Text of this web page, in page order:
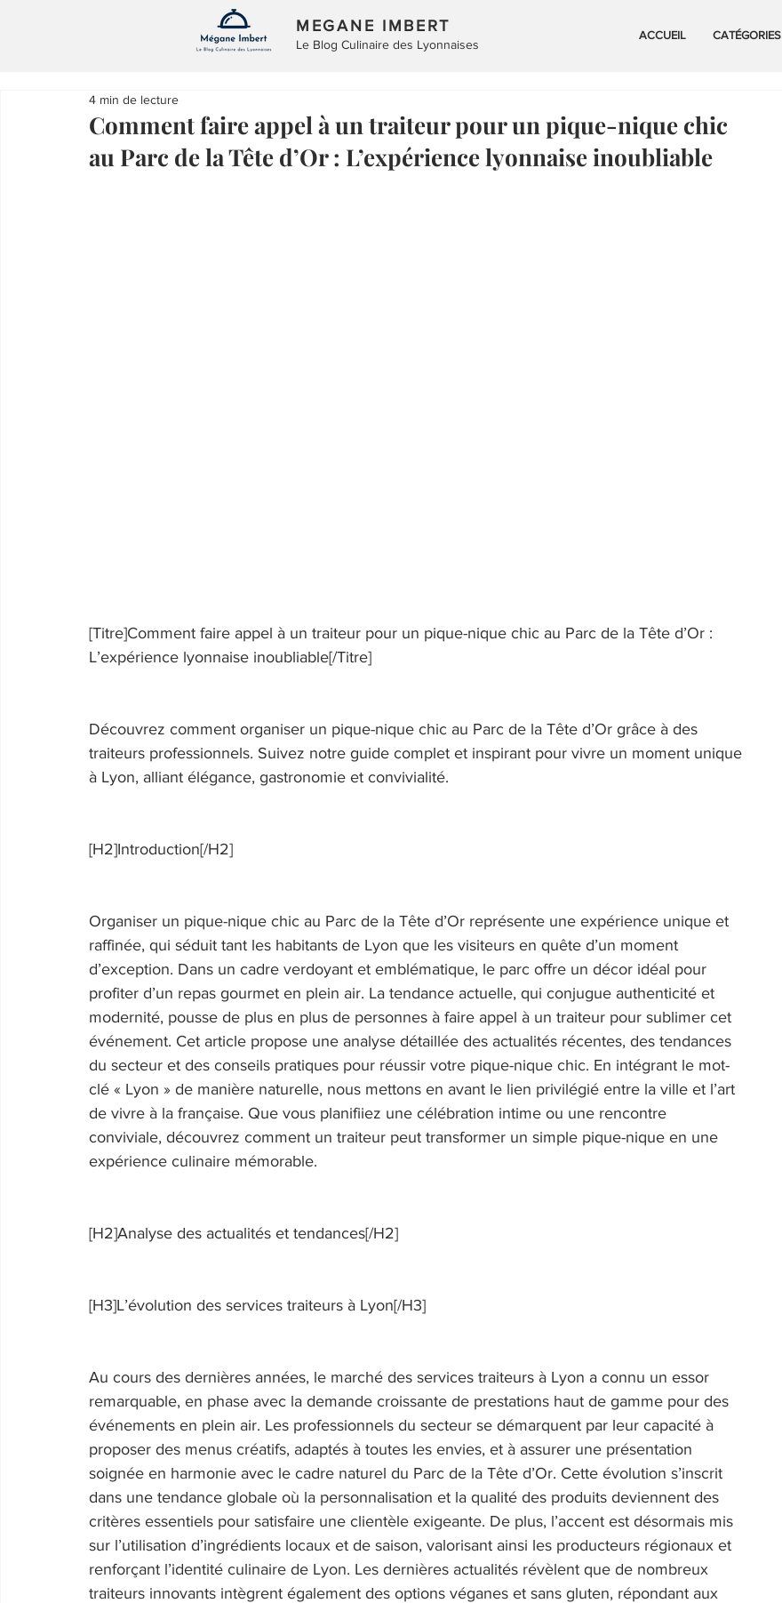
MEGANE IMBERT
Le Blog Culinaire des Lyonnaises
ACCUEIL CATÉGORIES
Comment faire appel à un traiteur pour un pique-nique chic
au Parc de la Tête d’Or : L’expérience lyonnaise inoubliable
4 min de lecture
[Titre]Comment faire appel à un traiteur pour un pique-nique chic au Parc de la Tête d’Or :
L’expérience lyonnaise inoubliable[/Titre]
Découvrez comment organiser un pique-nique chic au Parc de la Tête d’Or grâce à des
traiteurs professionnels. Suivez notre guide complet et inspirant pour vivre un moment unique
à Lyon, alliant élégance, gastronomie et convivialité.
[H2]Introduction[/H2]
Organiser un pique-nique chic au Parc de la Tête d’Or représente une expérience unique et
raffinée, qui séduit tant les habitants de Lyon que les visiteurs en quête d’un moment
d’exception. Dans un cadre verdoyant et emblématique, le parc offre un décor idéal pour
profiter d’un repas gourmet en plein air. La tendance actuelle, qui conjugue authenticité et
modernité, pousse de plus en plus de personnes à faire appel à un traiteur pour sublimer cet
événement. Cet article propose une analyse détaillée des actualités récentes, des tendances
du secteur et des conseils pratiques pour réussir votre pique-nique chic. En intégrant le mot-
clé « Lyon » de manière naturelle, nous mettons en avant le lien privilégié entre la ville et l’art
de vivre à la française. Que vous planifiiez une célébration intime ou une rencontre
conviviale, découvrez comment un traiteur peut transformer un simple pique-nique en une
expérience culinaire mémorable.
[H2]Analyse des actualités et tendances[/H2]
[H3]L’évolution des services traiteurs à Lyon[/H3]
Au cours des dernières années, le marché des services traiteurs à Lyon a connu un essor
remarquable, en phase avec la demande croissante de prestations haut de gamme pour des
événements en plein air. Les professionnels du secteur se démarquent par leur capacité à
proposer des menus créatifs, adaptés à toutes les envies, et à assurer une présentation
soignée en harmonie avec le cadre naturel du Parc de la Tête d’Or. Cette évolution s’inscrit
dans une tendance globale où la personnalisation et la qualité des produits deviennent des
critères essentiels pour satisfaire une clientèle exigeante. De plus, l’accent est désormais mis
sur l’utilisation d’ingrédients locaux et de saison, valorisant ainsi les producteurs régionaux et
renforçant l’identité culinaire de Lyon. Les dernières actualités révèlent que de nombreux
traiteurs innovants intègrent également des options véganes et sans gluten, répondant aux